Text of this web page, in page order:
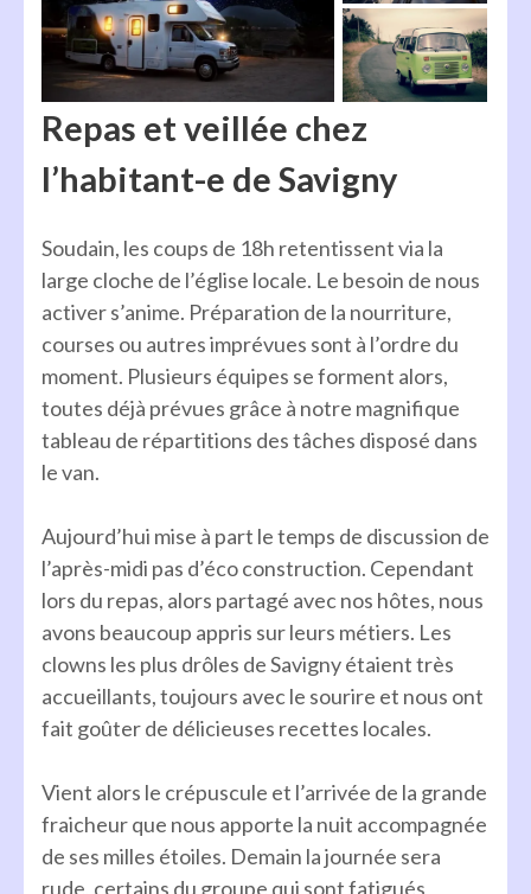
Repas et veillée chez
l’habitant-e de Savigny
Soudain, les coups de 18h retentissent via la
large cloche de l’église locale. Le besoin de nous
activer s’anime. Préparation de la nourriture,
courses ou autres imprévues sont à l’ordre du
moment. Plusieurs équipes se forment alors,
toutes déjà prévues grâce à notre magnifique
tableau de répartitions des tâches disposé dans
le van.
Aujourd’hui mise à part le temps de discussion de
l’après-midi pas d’éco construction. Cependant
lors du repas, alors partagé avec nos hôtes, nous
avons beaucoup appris sur leurs métiers. Les
clowns les plus drôles de Savigny étaient très
accueillants, toujours avec le sourire et nous ont
fait goûter de délicieuses recettes locales.
Vient alors le crépuscule et l’arrivée de la grande
fraicheur que nous apporte la nuit accompagnée
de ses milles étoiles. Demain la journée sera
rude, certains du groupe qui sont fatigués